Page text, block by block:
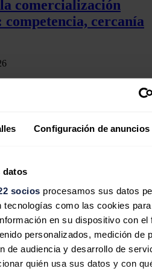
Configuración de anuncios
datos
socios procesamos sus datos
tecnologías como las cookies para
en su dispositivo con el
personalizados, medición de
de audiencia y desarrollo de
quién usa sus datos y con
comercialización
competencia, cercanía
de julio en España
la señal para el
05/08/2026